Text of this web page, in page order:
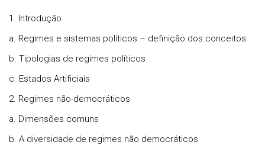
1. Introdução
a. Regimes e sistemas políticos – definição dos conceitos
b. Tipologias de regimes políticos
c. Estados Artificiais
2. Regimes não-democráticos
a. Dimensões comuns
b. A diversidade de regimes não democráticos